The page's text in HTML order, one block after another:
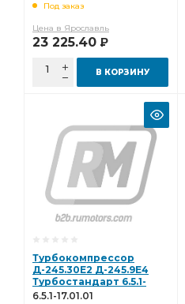
Под заказ
Цена в Ярославль
23 225.40 Р
В КОРЗИНУ
Турбокомпрессор
Д-245.30Е2 Д-245.9Е4
Турбостандарт 6.5.1-
17.01.01
6.5.1-17.01.01